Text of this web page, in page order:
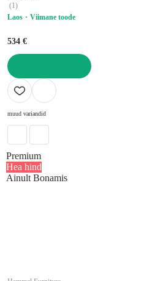
(1)
Laos
Viimane toode
534 €
LISA OSTUKORVI
muud variandid
Premium
Hea hind
Ainult Bonamis